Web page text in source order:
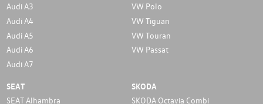
Audi A3
Audi A4
Audi A5
Audi A6
Audi A7
VW Polo
VW Tiguan
VW Touran
VW Passat
SEAT
SEAT Alhambra
SKODA
SKODA Octavia Combi